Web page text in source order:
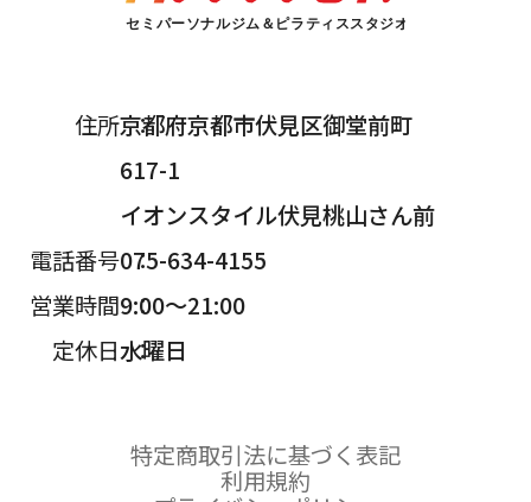
住所京都府京都市伏見区御堂前町
617-1
イオンスタイル伏見桃山さん前
電話番号075-634-4155
営業時間9:00～21:00
定休日水曜日
特定商取引法に基づく表記
利用規約